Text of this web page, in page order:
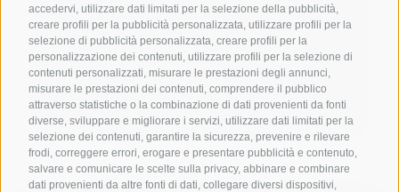
accedervi, utilizzare dati limitati per la selezione della pubblicità,
creare profili per la pubblicità personalizzata, utilizzare profili per la
selezione di pubblicità personalizzata, creare profili per la
personalizzazione dei contenuti, utilizzare profili per la selezione di
contenuti personalizzati, misurare le prestazioni degli annunci,
misurare le prestazioni dei contenuti, comprendere il pubblico
attraverso statistiche o la combinazione di dati provenienti da fonti
diverse, sviluppare e migliorare i servizi, utilizzare dati limitati per la
selezione dei contenuti, garantire la sicurezza, prevenire e rilevare
frodi, correggere errori, erogare e presentare pubblicità e contenuto,
salvare e comunicare le scelte sulla privacy, abbinare e combinare
dati provenienti da altre fonti di dati, collegare diversi dispositivi,